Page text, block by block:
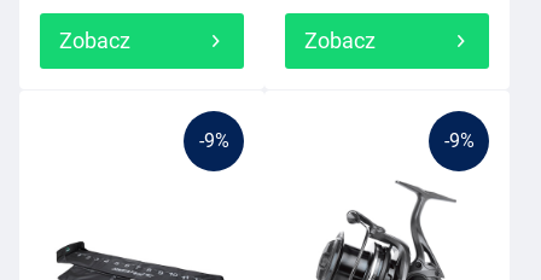
Zobacz Zobacz
-9% -9%